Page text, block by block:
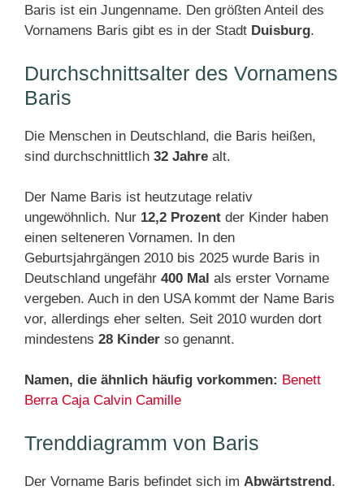
Baris ist ein Jungenname. Den größten Anteil des
Vornamens Baris gibt es in der Stadt Duisburg.
Durchschnittsalter des Vornamens
Baris
Die Menschen in Deutschland, die Baris heißen,
sind durchschnittlich 32 Jahre alt.
Der Name Baris ist heutzutage relativ
ungewöhnlich. Nur 12,2 Prozent der Kinder haben
einen selteneren Vornamen. In den
Geburtsjahrgängen 2010 bis 2025 wurde Baris in
Deutschland ungefähr 400 Mal als erster Vorname
vergeben. Auch in den USA kommt der Name Baris
vor, allerdings eher selten. Seit 2010 wurden dort
mindestens 28 Kinder so genannt.
Namen, die ähnlich häufig vorkommen: Benett
Berra Caja Calvin Camille
Trenddiagramm von Baris
Der Vorname Baris befindet sich im Abwärtstrend.